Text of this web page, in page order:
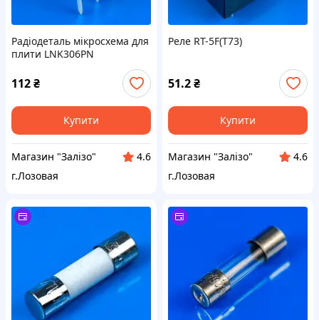
Радіодеталь мікросхема для
плити LNK306PN
112₴
Купити
Магазин "Залізо"
4.6
г.Лозовая
Реле RT-5F(T73)
51.2₴
Купити
Магазин "Залізо"
4.6
г.Лозовая